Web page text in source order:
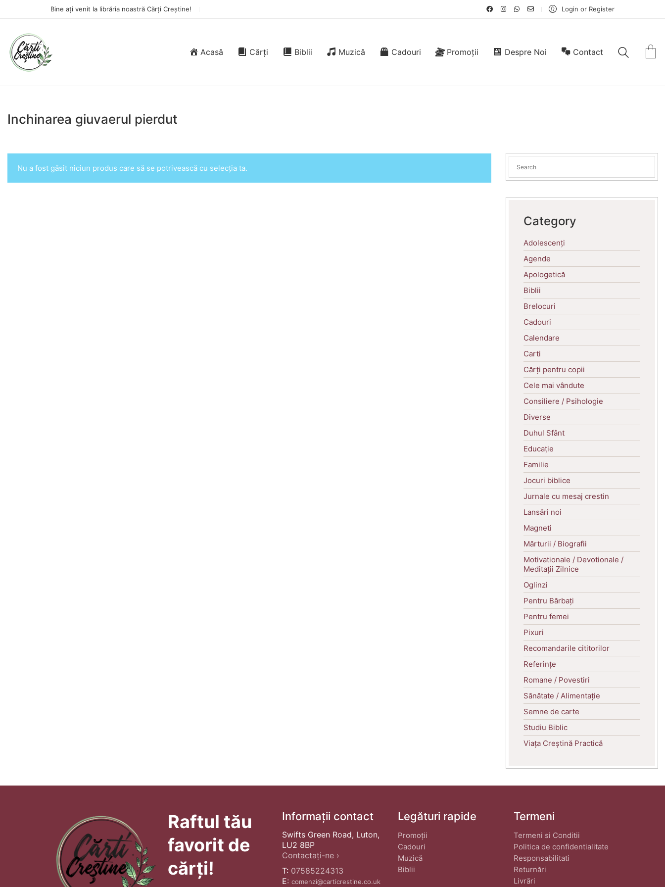
Bine ați venit la librăria noastră Cărți Creștine! Login or Register
Acasă Cărți Biblii Muzică Cadouri Promoții Despre Noi Contact
Inchinarea giuvaerul pierdut
Nu a fost găsit niciun produs care să se potrivească cu selecția ta.
Category
Adolescenți
Agende
Apologetică
Biblii
Brelocuri
Cadouri
Calendare
Carti
Cărți pentru copii
Cele mai vândute
Consiliere / Psihologie
Diverse
Duhul Sfânt
Educație
Familie
Jocuri biblice
Jurnale cu mesaj crestin
Lansări noi
Magneti
Mărturii / Biografii
Motivationale / Devotionale /
Meditații Zilnice
Oglinzi
Pentru Bărbați
Pentru femei
Pixuri
Recomandarile cititorilor
Referințe
Romane / Povestiri
Sănătate / Alimentație
Semne de carte
Studiu Biblic
Viața Creștină Practică
Raftul tău
favorit de
cărți!
Informații contact
Swifts Green Road, Luton,
LU2 8BP
Contactați-ne ›
T: 07585224313
E: comenzi@carticrestine.co.uk
Legături rapide
Promoții
Cadouri
Muzică
Biblii
Termeni
Termeni si Conditii
Politica de confidentialitate
Responsabilitati
Returnări
Livrări